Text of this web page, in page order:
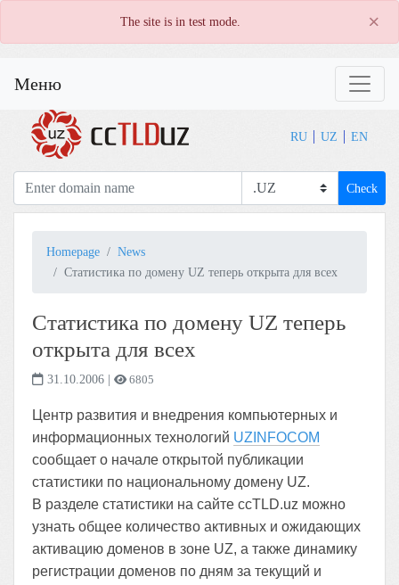
The site is in test mode. ×
Меню
RU UZ EN
Check
Homepage
News
Статистика по домену UZ теперь открыта для всех
Статистика по домену UZ теперь
открыта для всех
31.10.2006 | 6805
Центр развития и внедрения компьютерных и
информационных технологий UZINFOCOM
сообщает о начале открытой публикации
статистики по национальному домену UZ.
В разделе статистики на сайте ccTLD.uz можно
узнать общее количество активных и ожидающих
активацию доменов в зоне UZ, а также динамику
регистрации доменов по дням за текущий и